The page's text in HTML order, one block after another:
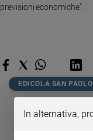
Policy
Contatti
Pubblicità
previsioni economiche”.
EDICOLA SAN PAOLO
In alternativa,